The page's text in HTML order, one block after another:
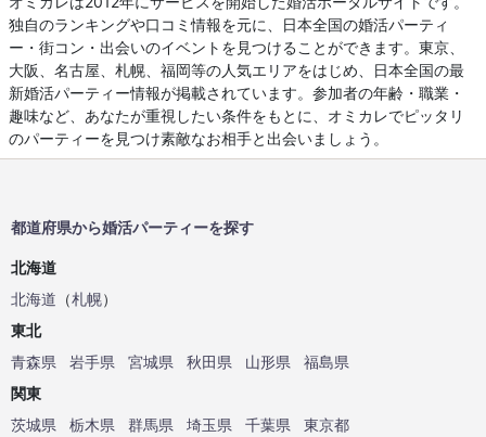
独自のランキングや口コミ情報を元に、日本全国の婚活パーティ
ー・街コン・出会いのイベントを見つけることができます。東京、
大阪、名古屋、札幌、福岡等の人気エリアをはじめ、日本全国の最
新婚活パーティー情報が掲載されています。参加者の年齢・職業・
趣味など、あなたが重視したい条件をもとに、オミカレでピッタリ
のパーティーを見つけ素敵なお相手と出会いましょう。
都道府県から婚活パーティーを探す
北海道
北海道 （札幌）
東北
青森県
岩手県 宮城県 秋田県 山形県
福島県
関東
茨城県
栃木県 群馬県 埼玉県 千葉県
東京都